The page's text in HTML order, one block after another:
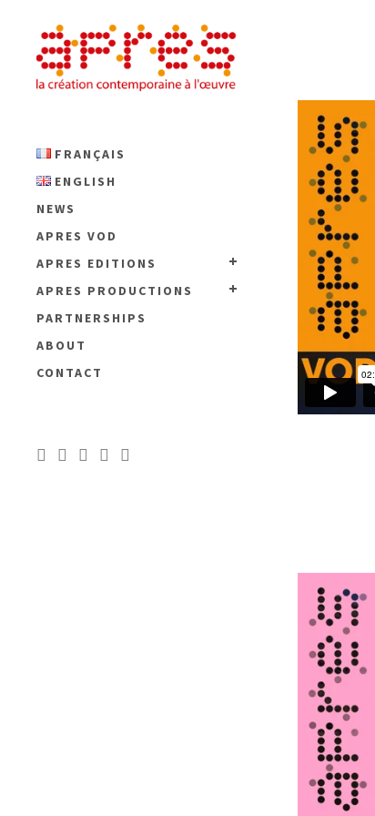
FRANÇAIS
ENGLISH
NEWS
APRES VOD
APRES EDITIONS
APRES PRODUCTIONS
PARTNERSHIPS
ABOUT
CONTACT